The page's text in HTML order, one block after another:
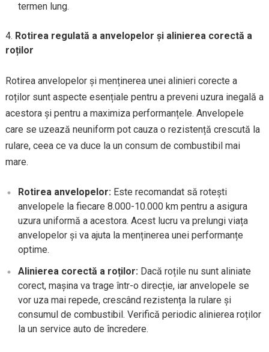
termen lung.
Rotirea regulată a anvelopelor și alinierea corectă a
roților
Rotirea anvelopelor și menținerea unei alinieri corecte a
roților sunt aspecte esențiale pentru a preveni uzura inegală a
acestora și pentru a maximiza performanțele. Anvelopele
care se uzează neuniform pot cauza o rezistență crescută la
rulare, ceea ce va duce la un consum de combustibil mai
mare.
Rotirea anvelopelor: Este recomandat să rotești
anvelopele la fiecare 8.000-10.000 km pentru a asigura
uzura uniformă a acestora. Acest lucru va prelungi viața
anvelopelor și va ajuta la menținerea unei performanțe
optime.
Alinierea corectă a roților: Dacă roțile nu sunt aliniate
corect, mașina va trage într-o direcție, iar anvelopele se
vor uza mai repede, crescând rezistența la rulare și
consumul de combustibil. Verifică periodic alinierea roților
la un service auto de încredere.